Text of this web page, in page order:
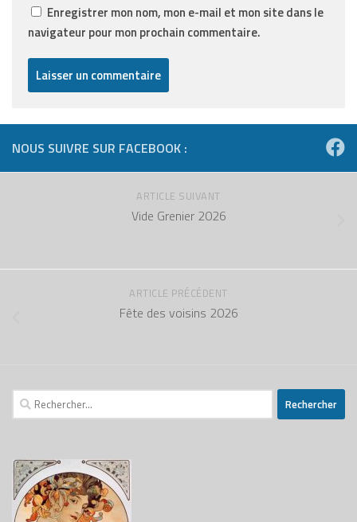
Enregistrer mon nom, mon e-mail et mon site dans le
navigateur pour mon prochain commentaire.
NOUS SUIVRE SUR FACEBOOK :
ARTICLE SUIVANT
Vide Grenier 2026
ARTICLE PRÉCÉDENT
Fête des voisins 2026